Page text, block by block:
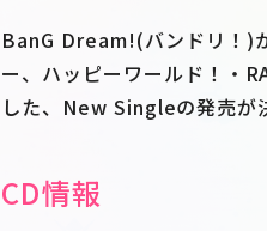
BanG Dream!(バンドリ
ー、ハッピーワールド！・
した、New Singleの発売が
CD情報